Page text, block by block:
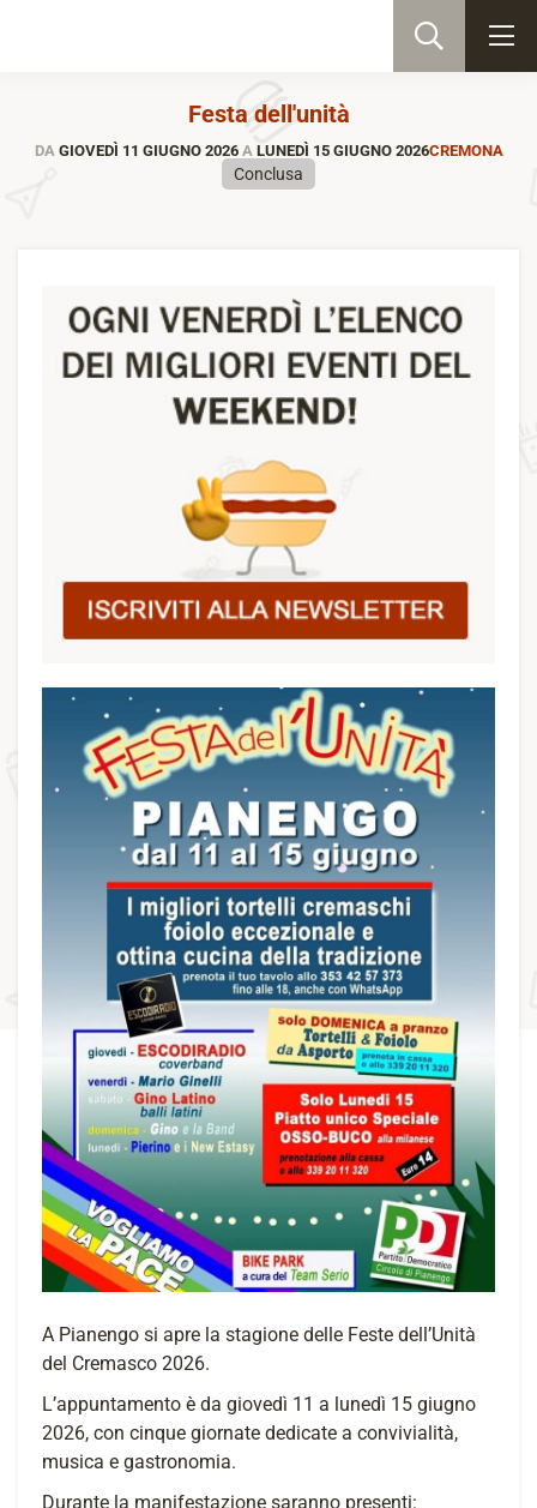
Festa dell'unità
DAGIOVEDÌ 11 GIUGNO 2026 ALUNEDÌ 15 GIUGNO 2026CREMONA
Conclusa
A Pianengo si apre la stagione delle Feste dell’Unità
del Cremasco 2026.
L’appuntamento è da giovedì 11 a lunedì 15 giugno
2026, con cinque giornate dedicate a convivialità,
musica e gastronomia.
Durante la manifestazione saranno presenti: